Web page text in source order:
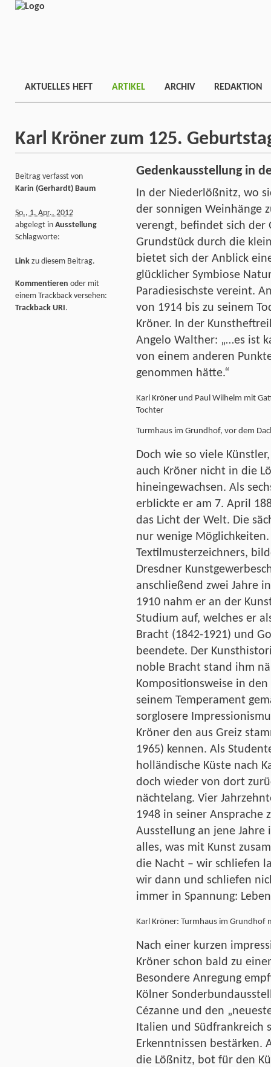
AKTUELLES HEFT ARTIKEL ARCHIV REDAKTION
Karl Kröner zum 125.
Gedenkausstellung in
In der Niederlößnitz, wo
der sonnigen Weinhänge
verengt, befindet sich der
Grundstück durch die
bietet sich der Anblick
glücklicher Symbiose
Paradiesischste vereint.
von 1914 bis zu seinem
Kröner. In der
Angelo Walther: „…es ist
von einem anderen
genommen hätte.“
Karl Kröner und Paul Wilhelm mit
Tochter
Turmhaus im Grundhof, vor dem
Doch wie so viele
auch Kröner nicht in die
hineingewachsen. Als
erblickte er am 7. April
das Licht der Welt. Die
nur wenige
Textilmusterzeichners,
Dresdner
anschließend zwei Jahre
1910 nahm er an der
Studium auf, welches er
Bracht (1842-1921) und
beendete. Der
noble Bracht stand ihm
Kompositionsweise in
seinem Temperament
sorglosere
Kröner den aus Greiz
1965) kennen. Als
holländische Küste nach
doch wieder von dort
nächtelang. Vier
1948 in seiner Ansprache
Ausstellung an jene Jahre
alles, was mit Kunst
die Nacht – wir schliefen
wir dann und schliefen
immer in Spannung:
Karl Kröner: Turmhaus im Grundhof
Nach einer kurzen
Kröner schon bald zu
Besondere Anregung
Kölner
Cézanne und den
Italien und Südfrankreich
Erkenntnissen bestärken.
die Lößnitz, bot für den
Beitrag verfasst von
Karin (Gerhardt) Baum
So., 1. Apr.. 2012
abgelegt in Ausstellung
Schlagworte:
Link zu diesem Beitrag.
Kommentieren oder mit
einem Trackback versehen:
Trackback URI.